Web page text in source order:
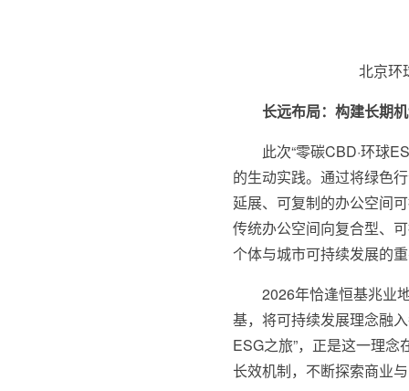
北京环
长远布局：构建长期
此次“零碳CBD·环球
的生动实践。通过将绿色
延展、可复制的办公空间
传统办公空间向复合型、
个体与城市可持续发展的
2026年恰逢恒基兆业
基，将可持续发展理念融
ESG之旅”，正是这一理
长效机制，不断探索商业